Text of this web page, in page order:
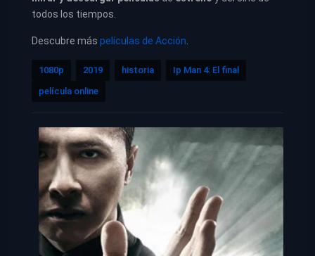
todos los tiempos.
Descubre más películas de Acción
1080p 2019 historia
Ip Man 4: El final
película online